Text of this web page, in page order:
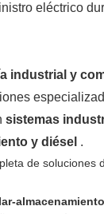
eléctrico
industrial y
sistemas
y diésel .